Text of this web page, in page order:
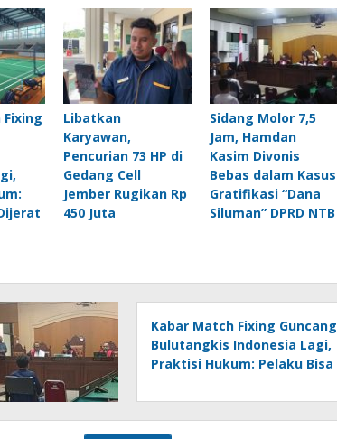
Fixing
Libatkan
Karyawan,
Pencurian 73 HP di
Gedang Cell
Jember Rugikan Rp
450 Juta
Sidang Molor 7,5
Jam, Hamdan
Kasim Divonis
Bebas dalam Kasus
Gratifikasi “Dana
Siluman” DPRD NTB
Kabar Match Fixing Guncang
Bulutangkis Indonesia Lagi,
Praktisi Hukum: Pelaku Bisa